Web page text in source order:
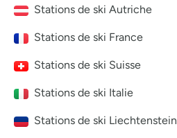
Stations de ski Autriche
Stations de ski France
Stations de ski Suisse
Stations de ski Italie
Stations de ski Liechtenstein